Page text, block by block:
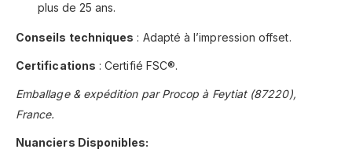
plus de 25 ans.
Conseils techniques : Adapté à l’impression offset.
Certifications : Certifié FSC®.
Emballage & expédition par Procop à Feytiat (87220),
France.
Nuanciers Disponibles: